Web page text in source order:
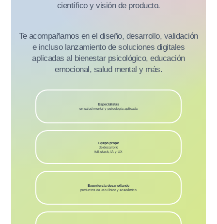
científico y visión de producto.
Te acompañamos en el diseño, desarrollo, validación
e incluso lanzamiento de soluciones digitales
aplicadas al bienestar psicológico, educación
emocional, salud mental y más.
Especialistas
en salud mental y psicología aplicada
Equipo propio
de desarrollo
full-stack, IA y UX
Experiencia desarrollando
productos de uso línico y académico